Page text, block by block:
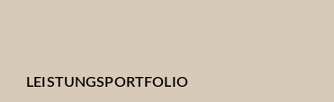
LEISTUNGSPORTFOLIO